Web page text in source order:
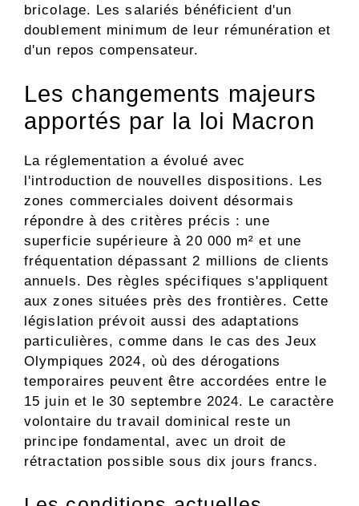
bricolage. Les salariés bénéficient d'un
doublement minimum de leur rémunération et
d'un repos compensateur.
Les changements majeurs
apportés par la loi Macron
La réglementation a évolué avec
l'introduction de nouvelles dispositions. Les
zones commerciales doivent désormais
répondre à des critères précis : une
superficie supérieure à 20 000 m² et une
fréquentation dépassant 2 millions de clients
annuels. Des règles spécifiques s'appliquent
aux zones situées près des frontières. Cette
législation prévoit aussi des adaptations
particulières, comme dans le cas des Jeux
Olympiques 2024, où des dérogations
temporaires peuvent être accordées entre le
15 juin et le 30 septembre 2024. Le caractère
volontaire du travail dominical reste un
principe fondamental, avec un droit de
rétractation possible sous dix jours francs.